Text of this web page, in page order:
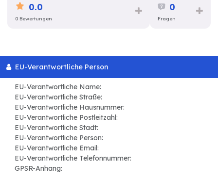
0.0
0 Bewertungen
0
Fragen
EU-Verantwortliche Person
EU-Verantwortliche Name:
EU-Verantwortliche Straße:
EU-Verantwortliche Hausnummer:
EU-Verantwortliche Postleitzahl:
EU-Verantwortliche Stadt:
EU-Verantwortliche Person:
EU-Verantwortliche Email:
EU-Verantwortliche Telefonnummer:
GPSR-Anhang: